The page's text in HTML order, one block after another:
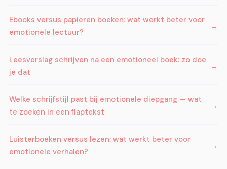
Ebooks versus papieren boeken: wat werkt beter voor
emotionele lectuur?
Leesverslag schrijven na een emotioneel boek: zo doe
je dat
Welke schrijfstijl past bij emotionele diepgang — wat
te zoeken in een flaptekst
Luisterboeken versus lezen: wat werkt beter voor
emotionele verhalen?